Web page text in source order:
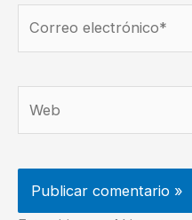
electrónico*